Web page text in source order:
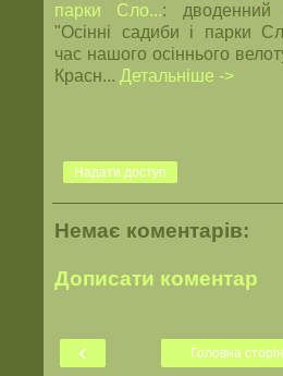
парки Сло...: дводенний
"Осінні садиби і парки
час нашого осіннього
Красн... Детальніше ->
Надати доступ
Немає коментарів:
Дописати коментар
‹ Головна